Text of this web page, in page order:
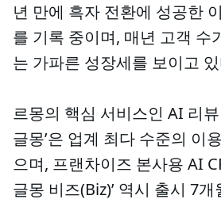
년 만에 흑자 전환에 성공한
를 기록 중이며, 매년 고객 수
는 가파른 성장세를 보이고
르몽의 핵심 서비스인 AI 리뷰
글몽’은 업계 최다 수준의 이
으며, 프랜차이즈 본사용 AI
글몽 비즈(Biz)’ 역시 출시 7